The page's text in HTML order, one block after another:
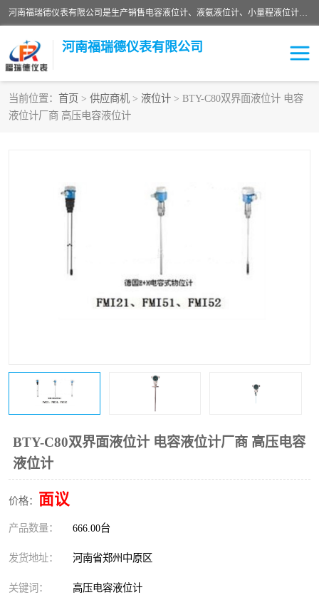
河南福瑞德仪表有限公司是生产销售电容液位计、液氨液位计、小量程液位计定制、智能锅炉水位计、液氮液位计等；并在产品开发、研制的过程中，吸取国内外仪器仪表的技术精华，建立了一支高、精、尖的科研开发队伍，使产品性能不断升级。
河南福瑞德仪表有限公司
当前位置： 首页 > 供应商机 > 液位计 > BTY-C80双界面液位计 电容
液位计厂商 高压电容液位计
BTY-C80双界面液位计 电容液位计厂商 高压电容
液位计
价格： 面议
产品数量： 666.00台
发货地址： 河南省郑州中原区
关键词： 高压电容液位计
液位计
智能仪表
测漏仪
流量仪表